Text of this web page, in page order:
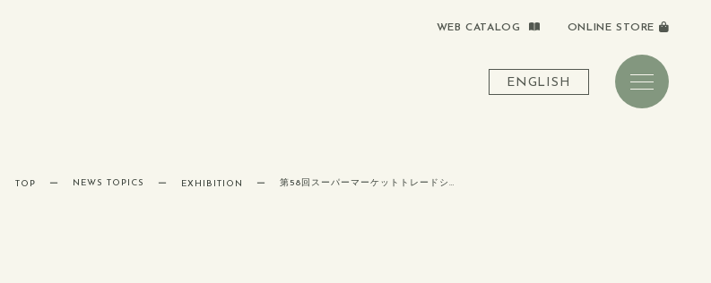
WEB CATALOG ONLINE STORE
ENGLISH
TOP NEWS TOPICS EXHIBITION 第58回スーパーマーケットトレードショー出展のお知らせ